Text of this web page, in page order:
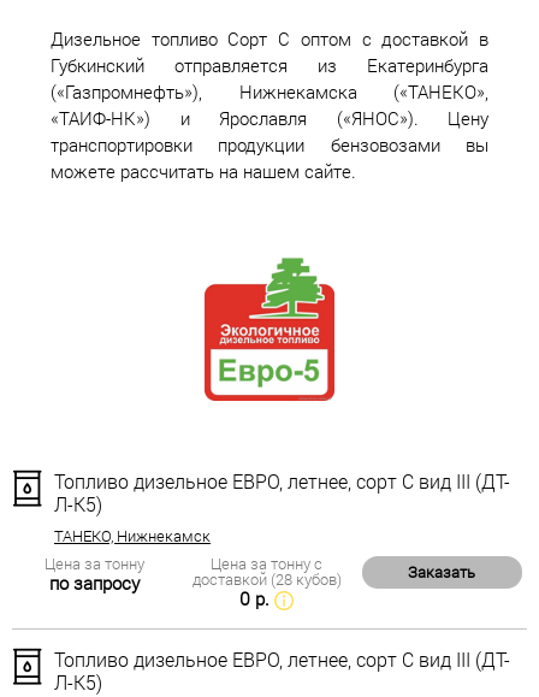
Дизельное топливо Сорт С оптом с доставкой в
Губкинский отправляется из Екатеринбурга
(«Газпромнефть»), Нижнекамска («ТАНЕКО»,
«ТАИФ-НК») и Ярославля («ЯНОС»). Цену
транспортировки продукции бензовозами вы
можете рассчитать на нашем сайте.
Топливо дизельное ЕВРО, летнее, сорт С вид III (ДТ-
Л-К5)
ТАНЕКО, Нижнекамск
Цена за тонну
по запросу
Цена за тонну с
доставкой (28 кубов)
0 р.
Заказать
Топливо дизельное ЕВРО, летнее, сорт С вид III (ДТ-
Л-К5)